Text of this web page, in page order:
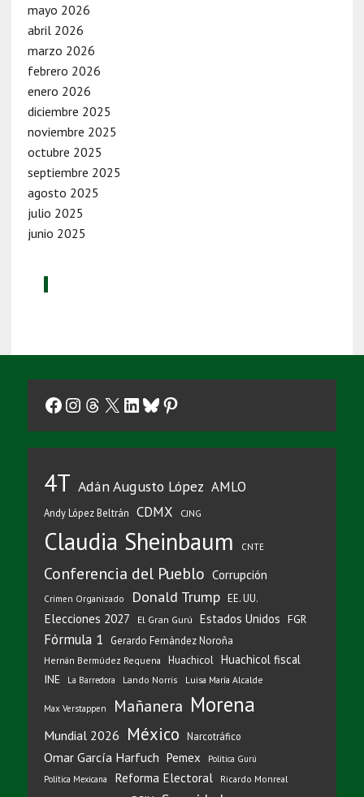
mayo 2026
abril 2026
marzo 2026
febrero 2026
enero 2026
diciembre 2025
noviembre 2025
octubre 2025
septiembre 2025
agosto 2025
julio 2025
junio 2025
Facebook
Instagram
Threads
X LinkedIn
Bluesky
Pinterest
4T Adán Augusto López AMLO
Andy López Beltrán CDMX CJNG
Claudia Sheinbaum CNTE
Conferencia del Pueblo Corrupción
Crimen Organizado Donald Trump EE. UU.
Elecciones 2027 El Gran Gurú Estados Unidos FGR
Fórmula 1 Gerardo Fernández Noroña
Hernán Bermúdez Requena Huachicol Huachicol fiscal
INE La Barredora Lando Norris Luisa María Alcalde
Max Verstappen Mañanera Morena
Mundial 2026 México Narcotráfico
Omar García Harfuch Pemex
Política Gurú
Política Mexicana
Reforma Electoral
Ricardo Monreal